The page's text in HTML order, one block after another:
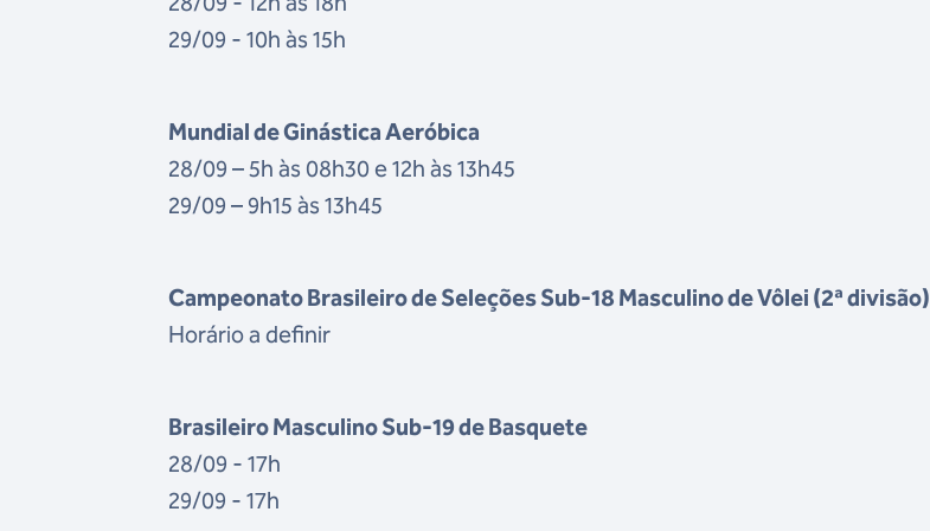
29/09 - 10h às 15h
Mundial de Ginástica Aeróbica
28/09 – 5h às 08h30 e 12h às 13h45
29/09 – 9h15 às 13h45
Campeonato Brasileiro de Seleções Sub-18 Masculino de Vôlei (2ª divisão)
Horário a definir
Brasileiro Masculino Sub-19 de Basquete
28/09 - 17h
29/09 - 17h